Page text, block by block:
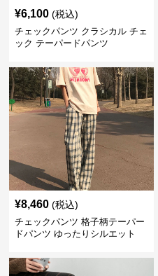
¥6,100 (税込)
チェックパンツ クラシカル チェ
ック テーパードパンツ
¥8,460 (税込)
チェックパンツ 格子柄テーパー
ドパンツ ゆったりシルエット